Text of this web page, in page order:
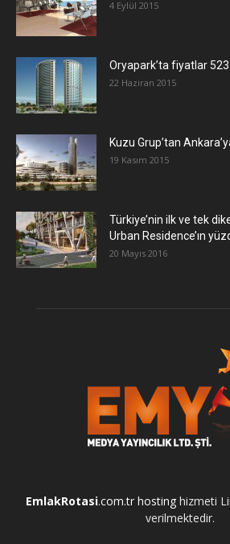
4 Eylül 2015
Oryapark’ta fiyatlar
22 Haziran 2015
​Kuzu Grup’tan
19 Kasım 2015
Türkiye’nin ilk ve tek
Urban Residence’ın
20 Mayıs 2016
EmlakRotasi.com.tr hosting hizmeti
verilmektedir.